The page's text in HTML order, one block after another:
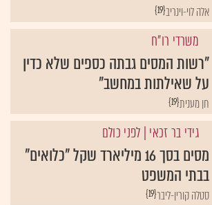
{19}אלה לוי-וינריב
משרדי רו"ח
"רשות המסים גבתה כספים שלא כדין
על שאילתות במחשב"
{19}חן מענית
גידי בר זכאי | לפני כולם
מסים בסך 16 מיליארד שקל "כלואים"
בבתי המשפט
{19}סטלה קורין-ליבר